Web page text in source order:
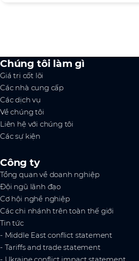
Chúng tôi làm gì
Giá trị cốt lõi
Các nhà cung cấp
Các dịch vụ
Về chúng tôi
Liên hệ với chúng tôi
Các sự kiện
Công ty
Tổng quan về doanh nghiệp
Đội ngũ lãnh đạo
Cơ hội nghề nghiệp
Các chi nhánh trên toàn thế giới
Tin tức
- Middle East conflict statement
- Tariffs and trade statement